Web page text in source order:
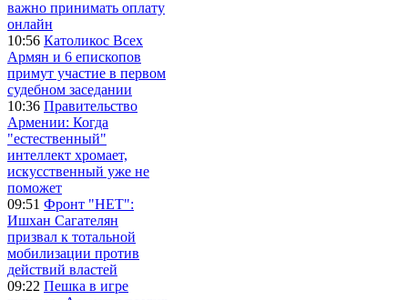
важно принимать оплату
онлайн
10:56 Католикос Всех
Армян и 6 епископов
примут участие в первом
судебном заседании
10:36 Правительство
Армении: Когда
"естественный"
интеллект хромает,
искусственный уже не
поможет
09:51 Фронт "НЕТ":
Ишхан Сагателян
призвал к тотальной
мобилизации против
действий властей
09:22 Пешка в игре